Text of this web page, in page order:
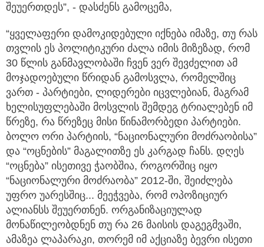
შეუერთდეს”, - დასძენს გამოცემა,
“ყველაფერი დამოკიდებული იქნება იმაზე, თუ რას
თვლის ეს პოლიტიკური ძალა იმის მიზეზად, რომ
30 წლის განმავლობაში ჩვენ ვერ შევძელით ამ
მოჯადოებული წრიდან გამოსვლა, რომელშიც
ვართ - პარტიები, ლიდერები იცვლებიან, მაგრამ
ხელისუფლებაში მოსვლის შემდეგ ტრიალებენ იმ
წრეზე, რა წრეზეც მისი წინამორბედი პარტიები.
ბოლო ორი პარტიის, “ნაციონალური მოძრაობისა”
და “ოცნების” მაგალითზე ეს კარგად ჩანს. დღეს
“ოცნება” ისეთივე ჭაობშია, როგორშიც იყო
“ნაციონალური მოძრაობა” 2012-ში, შეიძლება
უფრო უარესშიც... მეეჭვება, რომ ოპოზიციურ
ალიანსს შეუერთნენ. ორგანიზაციულად
მონაწილეობდნენ თუ რა 26 მაისის დაგეგმვაში,
ამაზეა ლაპარაკი, თორემ იმ აქციაზე ბევრი ისეთი